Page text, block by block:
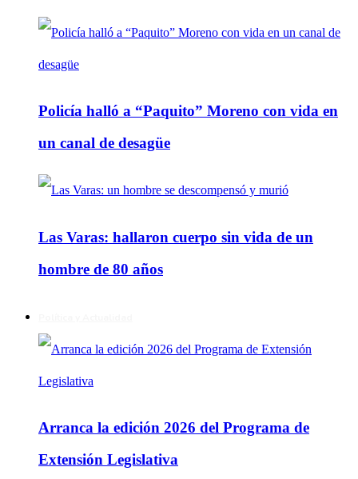
Policía halló a “Paquito” Moreno con vida en
un canal de desagüe
Las Varas: hallaron cuerpo sin vida de un
hombre de 80 años
Arranca la edición 2026 del Programa de
Extensión Legislativa